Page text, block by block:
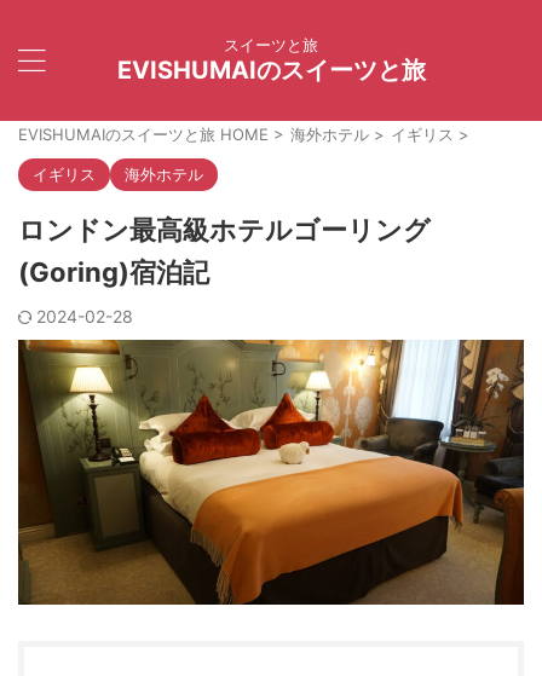
スイーツと旅
EVISHUMAIのスイーツと旅
EVISHUMAIのスイーツと旅 HOME > 海外ホテル > イギリス >
イギリス 海外ホテル
ロンドン最高級ホテルゴーリング
(Goring)宿泊記
2024-02-28